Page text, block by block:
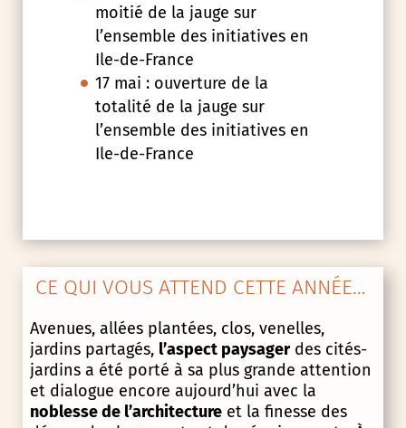
moitié de la jauge sur
l’ensemble des initiatives en
Ile-de-France
17 mai : ouverture de la
totalité de la jauge sur
l’ensemble des initiatives en
Ile-de-France
CE QUI VOUS ATTEND CETTE ANNÉE…
Avenues, allées plantées, clos, venelles,
jardins partagés, l’aspect paysagerdes cités-
jardins a été porté à sa plus grande attention
et dialogue encore aujourd’hui avec la
noblesse de l’architectureet la finesse des